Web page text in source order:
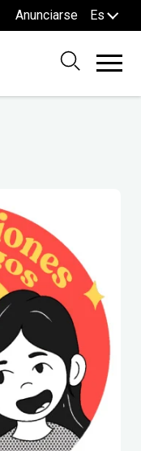
Anunciarse Es